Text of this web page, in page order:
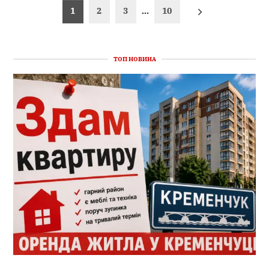
1 2 3 … 10
ТОП НОВИНА